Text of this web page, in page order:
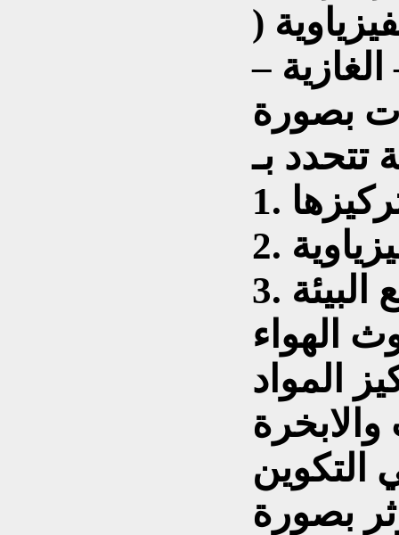
(
–
بصورة
المواد
والابخرة
التكوين
بصورة